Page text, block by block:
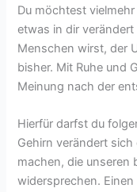
Du möchtest
etwas in dir
Menschen wirst, der
bisher. Mit Ruhe und
Meinung nach der
Hierfür darfst du
Gehirn verändert
machen, die unseren
widersprechen.